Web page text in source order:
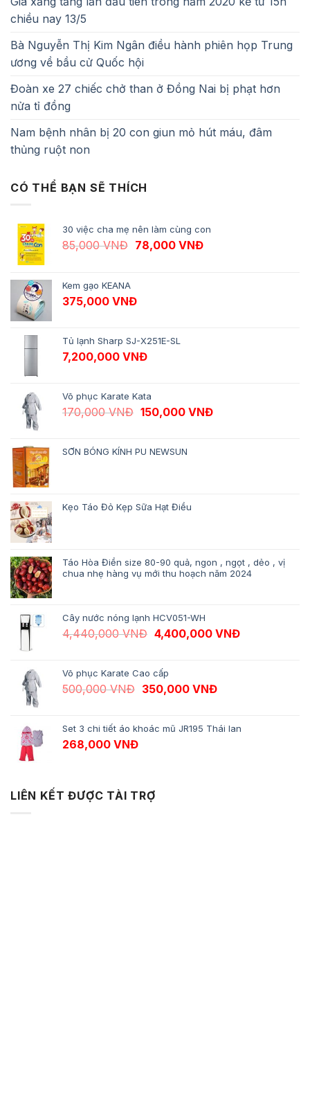
chiều nay 13/5
Bà Nguyễn Thị Kim Ngân điều hành phiên họp Trung
ương về bầu cử Quốc hội
Đoàn xe 27 chiếc chở than ở Đồng Nai bị phạt hơn
nửa tỉ đồng
Nam bệnh nhân bị 20 con giun mỏ hút máu, đâm
thủng ruột non
CÓ THỂ BẠN SẼ THÍCH
30 việc cha mẹ nên làm cùng con
85,000VNĐ Giá gốc là: 85,000 VNĐ.
78,000 VNĐGiá hiện tại là:
Kem gạo KEANA
375,000 VNĐ
Tủ lạnh Sharp SJ-X251E-SL
7,200,000 VNĐ
Võ phục Karate Kata
170,000VNĐ Giá gốc là: 170,000 VNĐ.
150,000 VNĐGiá hiện tại là:
SƠN BÓNG KÍNH PU NEWSUN
Kẹo Táo Đỏ Kẹp Sữa Hạt Điều
Táo Hòa Điền size 80-90 quả, ngon , ngọt , dẻo , vị
chua nhẹ hàng vụ mới thu hoạch năm 2024
Cây nước nóng lạnh HCV051-WH
4,440,000VNĐ Giá gốc là: 4,440,000 VNĐ.
4,400,000 VNĐGiá hiện tại
Võ phục Karate Cao cấp
500,000VNĐ Giá gốc là: 500,000 VNĐ.
350,000 VNĐGiá hiện tại là:
Set 3 chi tiết áo khoác mũ JR195 Thái lan
268,000 VNĐ
LIÊN KẾT ĐƯỢC TÀI TRỢ